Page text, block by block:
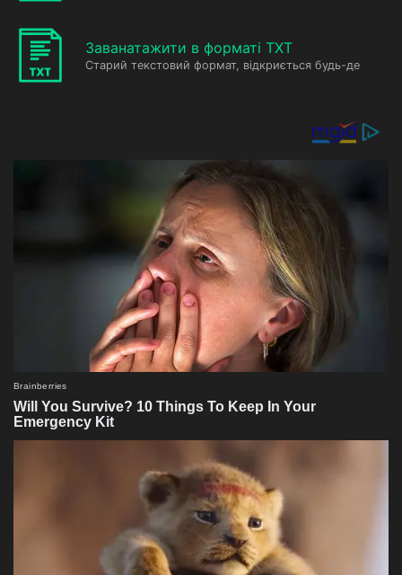
Заванатажити в форматі TXT
Старий текстовий формат, відкриється будь-де